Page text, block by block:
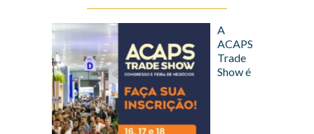
A
ACAPS
Trade
Show é